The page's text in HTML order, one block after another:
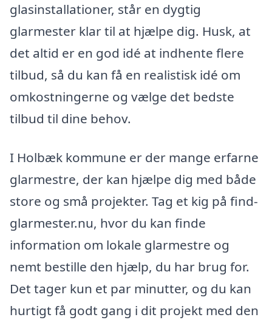
glasinstallationer, står en dygtig
glarmester klar til at hjælpe dig. Husk, at
det altid er en god idé at indhente flere
tilbud, så du kan få en realistisk idé om
omkostningerne og vælge det bedste
tilbud til dine behov.
I Holbæk kommune er der mange erfarne
glarmestre, der kan hjælpe dig med både
store og små projekter. Tag et kig på find-
glarmester.nu, hvor du kan finde
information om lokale glarmestre og
nemt bestille den hjælp, du har brug for.
Det tager kun et par minutter, og du kan
hurtigt få godt gang i dit projekt med den